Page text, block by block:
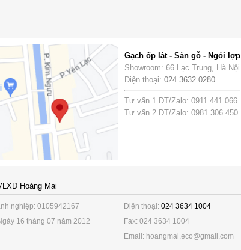
Gạch ốp lát - Sàn gỗ - Ngói lợp
Showroom: 66 Lạc Trung, Hà Nội
Điện thoại: 024 3632 0280
Tư vấn 1 ĐT/Zalo: 0911 441 066
Tư vấn 2 ĐT/Zalo: 0981 306 450
Hoàng Mai
nghiệp: 0105942167
16 tháng 07 năm 2012
Điện thoại: 024 3634 1004
Fax: 024 3634 1004
Email: hoangmai.eco@gmail.com